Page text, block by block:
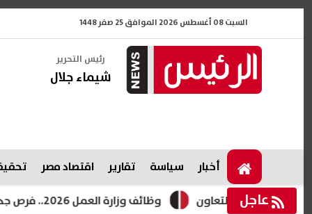
السبت 08 أغسطس 2026 الموافق 25 صفر 1448
رئيس التحرير
شيماء جلال
أخبار سياسة تقارير اقتصاد مصر
عاجل وظائف وزارة العمل 2026.. فرص جديدة للشباب برواتب تصل لـ12.5 ألف جنيه والتعاون